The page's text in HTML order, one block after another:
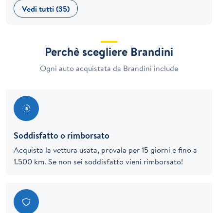
Vedi tutti (35)
Perchè scegliere Brandini
Ogni auto acquistata da Brandini include
Soddisfatto o rimborsato
Acquista la vettura usata, provala per 15 giorni e fino a
1.500 km. Se non sei soddisfatto vieni rimborsato!